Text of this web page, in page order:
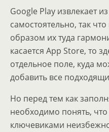
Google Play извлекает
самостоятельно, так
образом их туда
касается App Store, то
отдельное поле, куда
добавить все
Но перед тем как
необходимо понять,
ключевиками